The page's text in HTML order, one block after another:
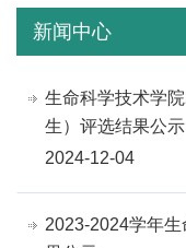
新闻中心
生命科学技术学
生）评选结果公示
2024-12-04
2023-2024学年